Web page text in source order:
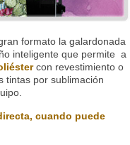
formato la galardonada
inteligente que permite a
con revestimiento o
tintas por sublimación
cuando puede